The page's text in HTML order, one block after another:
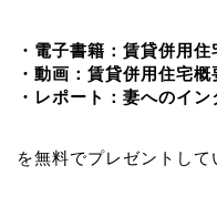
・電子書籍：賃貸併用
・動画：賃貸併用住宅
・レポート：妻へのイン
を無料でプレゼントして